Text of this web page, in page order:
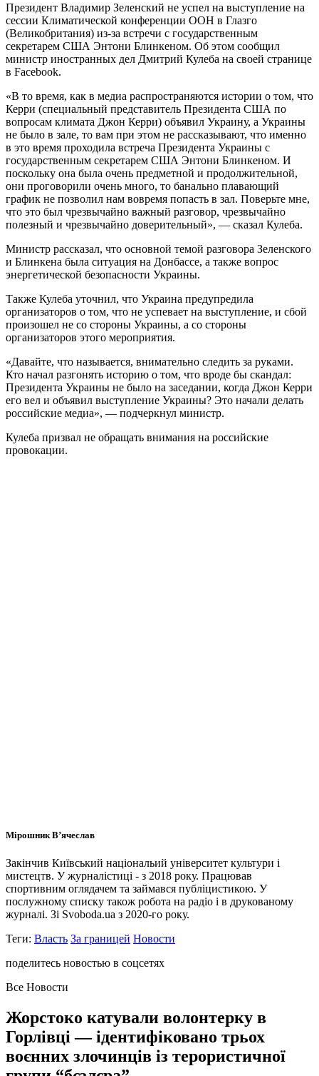
Президент Владимир Зеленский не успел на выступление на
сессии Климатической конференции ООН в Глазго
(Великобритания) из-за встречи с государственным
секретарем США Энтони Блинкеном. Об этом сообщил
министр иностранных дел Дмитрий Кулеба на своей странице
в Facebook.
«В то время, как в медиа распространяются истории о том, что
Керри (специальный представитель Президента США по
вопросам климата Джон Керри) объявил Украину, а Украины
не было в зале, то вам при этом не рассказывают, что именно
в это время проходила встреча Президента Украины с
государственным секретарем США Энтони Блинкеном. И
поскольку она была очень предметной и продолжительной,
они проговорили очень много, то банально плавающий
график не позволил нам вовремя попасть в зал. Поверьте мне,
что это был чрезвычайно важный разговор, чрезвычайно
полезный и чрезвычайно доверительный», — сказал Кулеба.
Министр рассказал, что основной темой разговора Зеленского
и Блинкена была ситуация на Донбассе, а также вопрос
энергетической безопасности Украины.
Также Кулеба уточнил, что Украина предупредила
организаторов о том, что не успевает на выступление, и сбой
произошел не со стороны Украины, а со стороны
организаторов этого мероприятия.
«Давайте, что называется, внимательно следить за руками.
Кто начал разгонять историю о том, что вроде бы скандал:
Президента Украины не было на заседании, когда Джон Керри
его вел и объявил выступление Украины? Это начали делать
российские медиа», — подчеркнул министр.
Кулеба призвал не обращать внимания на российские
провокации.
Мірошник В’ячеслав
Закінчив Київський національий університет культури і
мистецтв. У журналістиці - з 2018 року. Працював
спортивним оглядачем та займався публіцистикою. У
послужному списку також робота на радіо і в друкованому
журналі. Зі Svoboda.ua з 2020-го року.
Теги: Власть За границей Новости
поделитесь новостью в соцсетях
Все Новости
Жорстоко катували волонтерку в
Горлівці — ідентифіковано трьох
воєнних злочинців із терористичної